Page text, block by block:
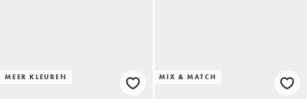
MEER KLEUREN MIX & MATCH